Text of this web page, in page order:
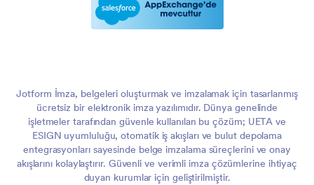
Jotform İmza, belgeleri oluşturmak ve imzalamak için tasarlanmış
ücretsiz bir elektronik imza yazılımıdır. Dünya genelinde
işletmeler tarafından güvenle kullanılan bu çözüm; UETA ve
ESIGN uyumluluğu, otomatik iş akışları ve bulut depolama
entegrasyonları sayesinde belge imzalama süreçlerini ve onay
akışlarını kolaylaştırır. Güvenli ve verimli imza çözümlerine ihtiyaç
duyan kurumlar için geliştirilmiştir.